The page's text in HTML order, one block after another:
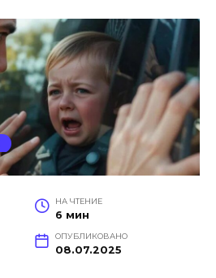
НА ЧТЕНИЕ
6 мин
ОПУБЛИКОВАНО
08.07.2025